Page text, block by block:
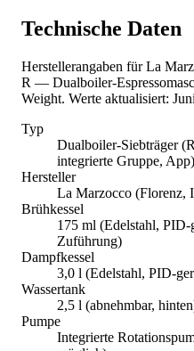
Technische Daten
Herstellerangaben für La
R — Dualboiler-
Weight. Werte aktualisiert:
Typ
Dualboiler-Siebträger
integrierte Gruppe, App)
Hersteller
La Marzocco (Florenz,
Brühkessel
175 ml (Edelstahl,
Zuführung)
Dampfkessel
3,0 l (Edelstahl, PID-
Wassertank
2,5 l (abnehmbar,
Pumpe
Integrierte